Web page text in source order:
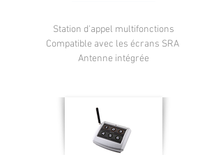
Station d'appel multifonctions
Compatible avec les écrans SRA
Antenne intégrée